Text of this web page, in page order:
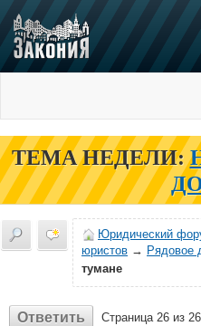
ТЕМА НЕДЕЛИ:
Юридический
юристов → Рядовое
тумане
Ответить Страница 26 из 26